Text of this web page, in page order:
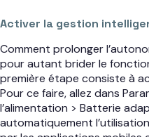
Activer la gestion
Comment prolonger
pour autant brider le
première étape consiste à
Pour ce faire, allez dans
l’alimentation > Batterie
automatiquement